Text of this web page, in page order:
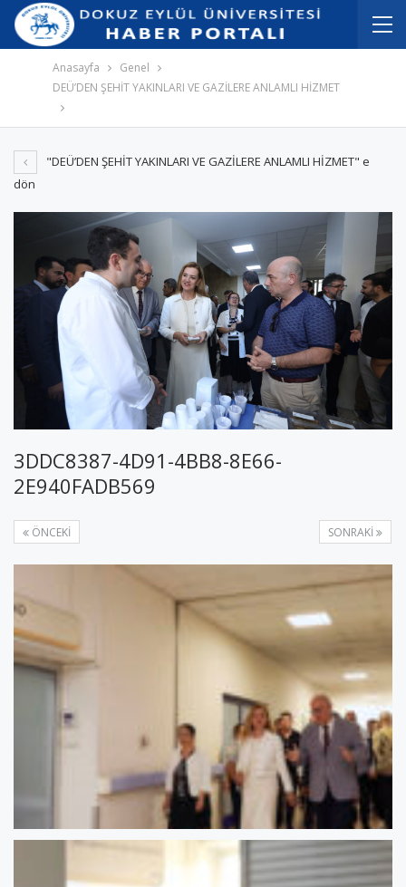
İçeriğe
atla
Navigasyona
atla
Anasayfa
Genel
DEÜ’DEN ŞEHİT YAKINLARI VE GAZİLERE ANLAMLI HİZMET
"DEÜ’DEN ŞEHİT YAKINLARI VE GAZİLERE ANLAMLI HİZMET" e
dön
3DDC8387-4D91-4BB8-8E66-
2E940FADB569
SONRAKI
ÖNCEKI